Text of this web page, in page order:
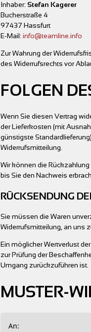
Inhaber: Stefan Kagerer
Bucherstraße 4
97437 Hassfurt
E-Mail: info@teamline.info
Zur Wahrung der
des Widerrufsrechts vor
FOLGEN
Wenn Sie diesen Vertrag
der Lieferkosten (mit
günstigste
Widerrufsmitteilung.
Wir können die
bis Sie den Nachweis
RÜCKSENDUNG
Sie müssen die Waren
Widerrufsmitteilung, an uns
Ein möglicher Wertverlust
zur Prüfung der
Umgang zurückzuführen ist.
MUSTER-
An: